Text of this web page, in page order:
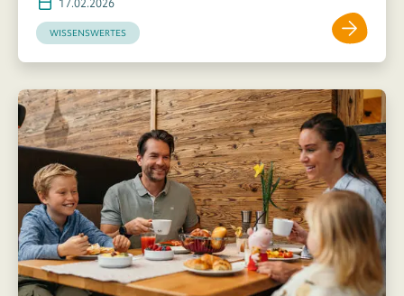
17.02.2026
WISSENSWERTES